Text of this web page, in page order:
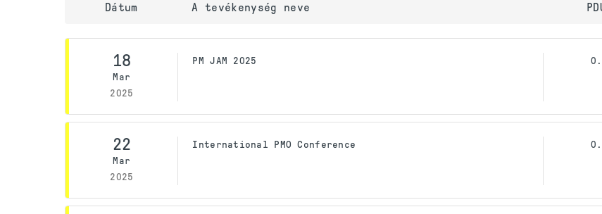
Dátum A tevékenység neve
18
Mar
2025
PM JAM 2025
22
Mar
2025
International PMO Conference